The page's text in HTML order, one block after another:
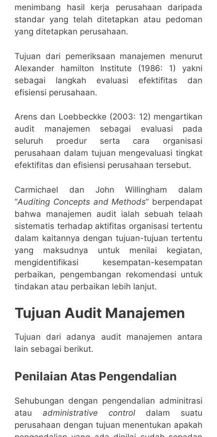
menimbang hasil kerja perusahaan daripada
standar yang telah ditetapkan atau pedoman
yang ditetapkan perusahaan.
Tujuan dari pemeriksaan manajemen menurut
Alexander hamilton Institute (1986: 1) yakni
sebagai langkah evaluasi efektifitas dan
efisiensi perusahaan.
Arens dan Loebbeckke (2003: 12) mengartikan
audit manajemen sebagai evaluasi pada
seluruh proedur serta cara organisasi
perusahaan dalam tujuan mengevaluasi tingkat
efektifitas dan efisiensi perusahaan tersebut.
Carmichael dan John Willingham dalam
“Auditing Concepts and Methods” berpendapat
bahwa manajemen audit ialah sebuah telaah
sistematis terhadap aktifitas organisasi tertentu
dalam kaitannya dengan tujuan-tujuan tertentu
yang maksudnya untuk menilai kegiatan,
mengidentifikasi kesempatan-kesempatan
perbaikan, pengembangan rekomendasi untuk
tindakan atau perbaikan lebih lanjut.
Tujuan Audit Manajemen
Tujuan dari adanya audit manajemen antara
lain sebagai berikut.
Penilaian Atas Pengendalian
Sehubungan dengan pengendalian adminitrasi
atau administrative control dalam suatu
perusahaan dengan tujuan menentukan apakah